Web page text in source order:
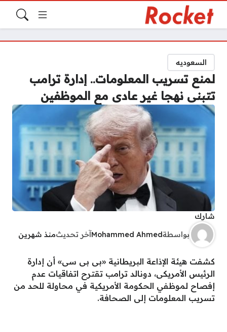
السعوديه
لمنع تسريب المعلومات.. إدارة ترامب
تتبنى نهجا غير عادى مع الموظفين
شارك
بواسطةMohammed Ahmedآخر تحديثمنذ شهرين
كشفت هيئة الإذاعة البريطانية «بى بى سى» أن إدارة
الرئيس الأمريكى، دونالد ترامب تقترح اتفاقيات عدم
إفصاح لموظفي الحكومة الأمريكية في محاولة للحد من
تسريب المعلومات إلى الصحافة.